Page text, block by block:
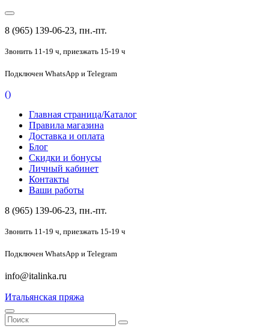
8 (965) 139-06-23, пн.-пт.
Звонить 11-19 ч, приезжать 15-19 ч
Подключен WhatsApp и Telegram
()
Главная страница/Каталог
Правила магазина
Доставка и оплата
Блог
Скидки и бонусы
Личный кабинет
Контакты
Ваши работы
8 (965) 139-06-23, пн.-пт.
Звонить 11-19 ч, приезжать 15-19 ч
Подключен WhatsApp и Telegram
info@italinka.ru
Итальянская пряжа